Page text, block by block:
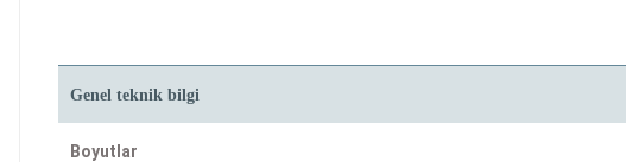
Genel teknik bilgi
Boyutlar